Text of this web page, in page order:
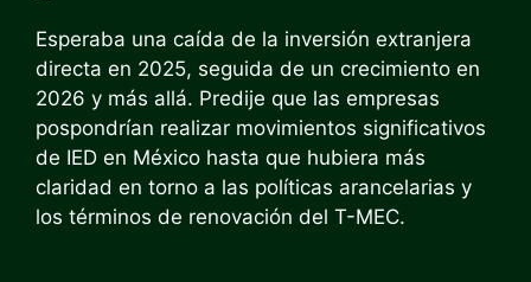
Esperaba una caída de la inversión extranjera
directa en 2025, seguida de un crecimiento en
2026 y más allá. Predije que las empresas
pospondrían realizar movimientos significativos
de IED en México hasta que hubiera más
claridad en torno a las políticas arancelarias y
los términos de renovación del T-MEC.